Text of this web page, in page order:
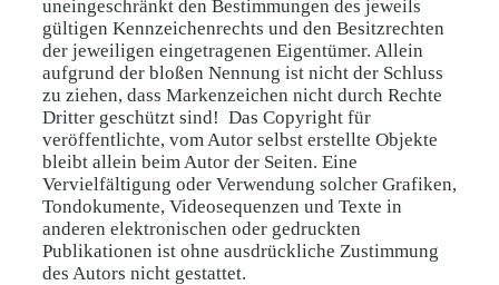
uneingeschränkt den Bestimmungen des jeweils
gültigen Kennzeichenrechts und den Besitzrechten
der jeweiligen eingetragenen Eigentümer. Allein
aufgrund der bloßen Nennung ist nicht der Schluss
zu ziehen, dass Markenzeichen nicht durch Rechte
Dritter geschützt sind! Das Copyright für
veröffentlichte, vom Autor selbst erstellte Objekte
bleibt allein beim Autor der Seiten. Eine
Vervielfältigung oder Verwendung solcher Grafiken,
Tondokumente, Videosequenzen und Texte in
anderen elektronischen oder gedruckten
Publikationen ist ohne ausdrückliche Zustimmung
des Autors nicht gestattet.